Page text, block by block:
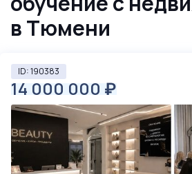
в Тюмени
ID: 190383
14 000 000 ₽